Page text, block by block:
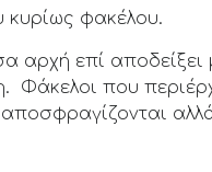
κυρίως φακέλου.
επί αποδείξει
Φάκελοι που